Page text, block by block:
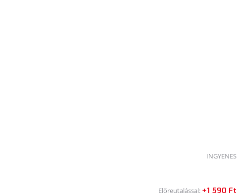
INGYENES
Előreutalással: +1 590 Ft